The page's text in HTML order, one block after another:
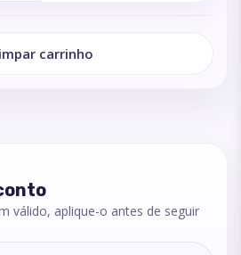
carrinho
válido, aplique-o antes de seguir